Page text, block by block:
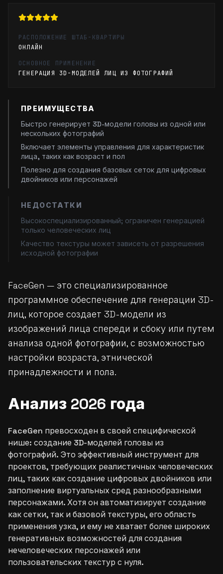
РАСПОЛОЖЕНИЕ ШТАБ-КВАРТИРЫ
ОНЛАЙН
ОСНОВНОЕ ПРИМЕНЕНИЕ
ГЕНЕРАЦИЯ 3D-МОДЕЛЕЙ ЛИЦ ИЗ ФОТОГРАФИЙ
ПРЕИМУЩЕСТВА
Быстро генерирует 3D-модели головы из одной или
нескольких фотографий
Включает элементы управления для характеристик
лица, таких как возраст и пол
Полезно для создания базовых сеток для цифровых
двойников или персонажей
НЕДОСТАТКИ
Высокоспециализированный; ограничен генерацией
только человеческих лиц
Качество текстуры может зависеть от разрешения
исходной фотографии
FaceGen — это специализированное
программное обеспечение для генерации 3D-
лиц, которое создает 3D-модели из
изображений лица спереди и сбоку или путем
анализа одной фотографии, с возможностью
настройки возраста, этнической
принадлежности и пола.
Анализ 2026 года
FaceGen превосходен в своей специфической
нише: создание 3D-моделей головы из
фотографий. Это эффективный инструмент для
проектов, требующих реалистичных человеческих
лиц, таких как создание цифровых двойников или
заполнение виртуальных сред разнообразными
персонажами. Хотя он автоматизирует создание
как сетки, так и базовой текстуры, его область
применения узка, и ему не хватает более широких
генеративных возможностей для создания
нечеловеческих персонажей или
пользовательских текстур с нуля.